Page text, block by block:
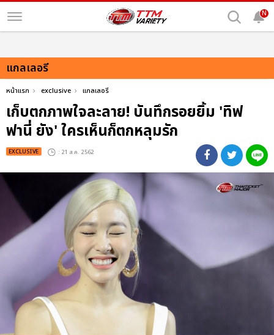
N
แกลเลอรี
หน้าแรก exclusive แกลเลอรี
เก็บตกภาพใจละลาย! บันทึกรอยยิ้ม 'ทิฟ
ฟานี่ ยัง' ใครเห็นก็ตกหลุมรัก
EXCLUSIVE : 21 ส.ค. 2562